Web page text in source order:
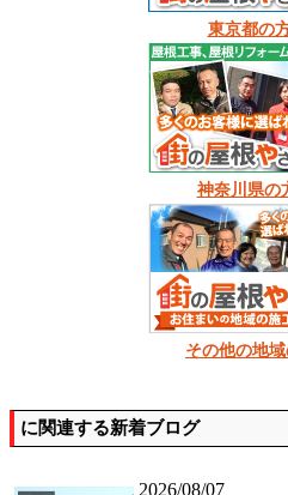
東京都の
神奈川県の
その他の地
に関連する新着ブログ
2026/08/07